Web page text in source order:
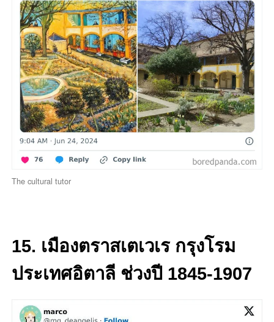
The cultural tutor
15. เมืองตราสเตเวเร กรุงโรม
ประเทศอิตาลี ช่วงปี 1845-1907